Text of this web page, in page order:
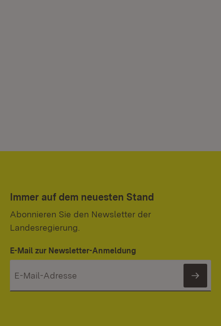
Immer auf dem neuesten Stand
Abonnieren Sie den Newsletter der
Landesregierung.
E-Mail zur Newsletter-Anmeldung